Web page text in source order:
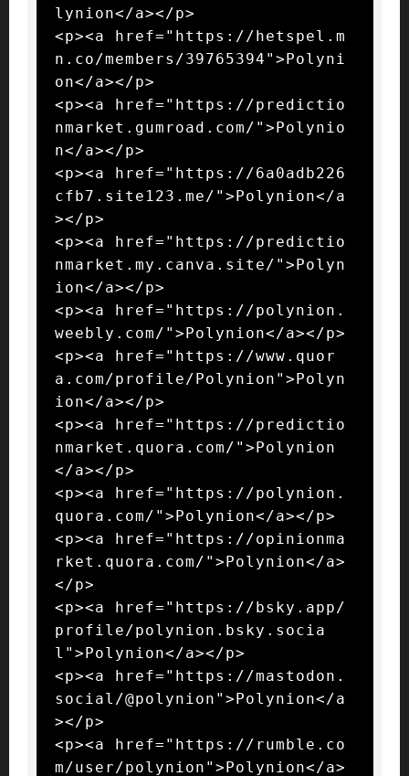
lynion</a></p>
<p><a href="https://hetspel.m
n.co/members/39765394">Polyni
on</a></p>
<p><a href="https://predictio
nmarket.gumroad.com/">Polynio
n</a></p>
<p><a href="https://6a0adb226
cfb7.site123.me/">Polynion</a
></p>
<p><a href="https://predictio
nmarket.my.canva.site/">Polyn
ion</a></p>
<p><a href="https://polynion.
weebly.com/">Polynion</a></p>
<p><a href="https://www.quor
a.com/profile/Polynion">Polyn
ion</a></p>
<p><a href="https://predictio
nmarket.quora.com/">Polynion
</a></p>
<p><a href="https://polynion.
quora.com/">Polynion</a></p>
<p><a href="https://opinionma
rket.quora.com/">Polynion</a>
</p>
<p><a href="https://bsky.app/
profile/polynion.bsky.socia
l">Polynion</a></p>
<p><a href="https://mastodon.
social/@polynion">Polynion</a
></p>
<p><a href="https://rumble.co
m/user/polynion">Polynion</a>